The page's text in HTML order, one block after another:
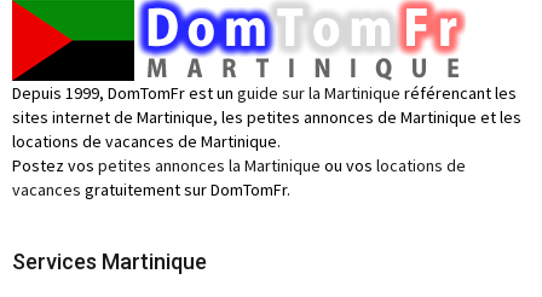
Depuis 1999, DomTomFr est un guide sur la Martinique référencant les
sites internet de Martinique, les petites annonces de Martinique et les
locations de vacances de Martinique.
Postez vos petites annonces la Martinique ou vos locations de
vacances gratuitement sur DomTomFr.
Services Martinique